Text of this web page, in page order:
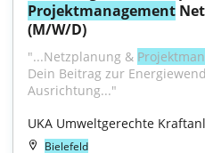
Projektmanagement
(M/W/D)
"...Netzplanung &
Dein Beitrag zur
Ausrichtung..."
UKA Umweltgerechte
Bielefeld